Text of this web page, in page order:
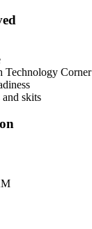
Technology Corner
and skits